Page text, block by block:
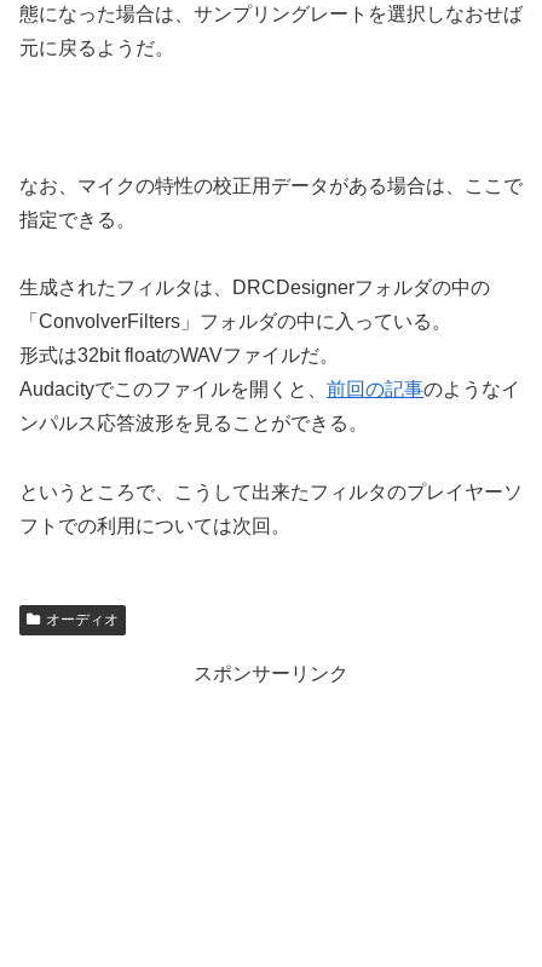
態になった場合は、サンプリングレートを選択しなおせば
元に戻るようだ。
なお、マイクの特性の校正用データがある場合は、ここで
指定できる。
生成されたフィルタは、DRCDesignerフォルダの中の
「ConvolverFilters」フォルダの中に入っている。
形式は32bit floatのWAVファイルだ。
Audacityでこのファイルを開くと、 前回の記事のようなイ
ンパルス応答波形を見ることができる。
というところで、こうして出来たフィルタのプレイヤーソ
フトでの利用については次回。
オーディオ
スポンサーリンク